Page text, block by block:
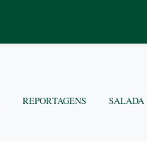
REPORTAGENS SALADA